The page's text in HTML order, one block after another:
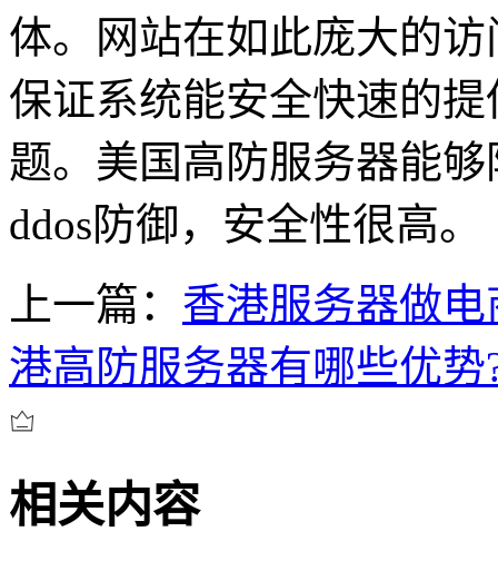
体。网站在如此庞大的
保证系统能安全快速的
题。美国高防服务器能
ddos防御，安全性很高。
上一篇： 香港服务器做
港高防服务器有哪些优势
相关内容